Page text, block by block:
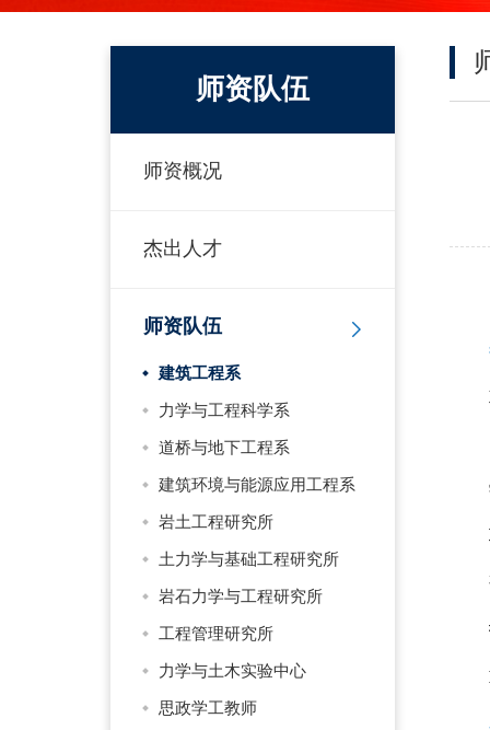
师资队伍
师资概况
杰出人才
师资队伍
建筑工程系
力学与工程科学系
道桥与地下工程系
建筑环境与能源应用工程系
岩土工程研究所
土力学与基础工程研究所
岩石力学与工程研究所
工程管理研究所
力学与土木实验中心
思政学工教师